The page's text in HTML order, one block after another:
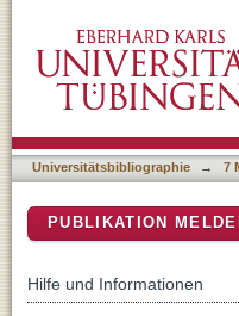
Universitätsbibliographie → 7
PUBLIKATION
Hilfe und Informationen